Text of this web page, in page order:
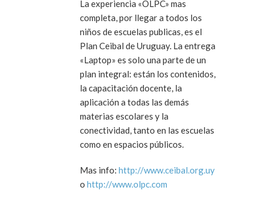
La experiencia «OLPC» mas
completa, por llegar a todos los
niños de escuelas publicas, es el
Plan Ceibal de Uruguay. La entrega
«Laptop» es solo una parte de un
plan integral: están los contenidos,
la capacitación docente, la
aplicación a todas las demás
materias escolares y la
conectividad, tanto en las escuelas
como en espacios públicos.
Mas info: http://www.ceibal.org.uy
o http://www.olpc.com